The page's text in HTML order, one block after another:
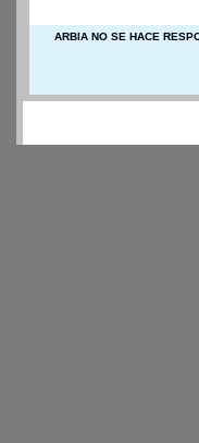
ARBIA NO SE HACE